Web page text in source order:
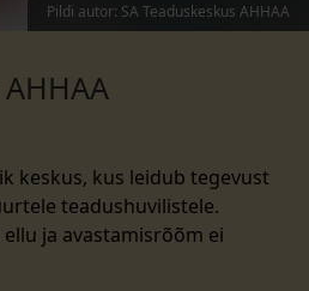
keskus, kus leidub tegevust
teadushuvilistele.
ja avastamisrõõm ei
Pildi autor: SA Teaduskeskus AHHAA